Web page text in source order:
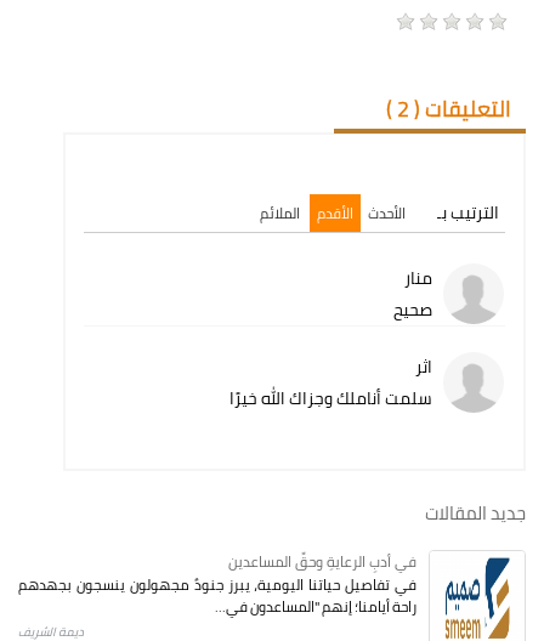
التعليقات (2
)
الترتيب بـ الأحدث الأقدم الملائم
منار
صحيح
اثر
سلمت أناملك وجزاك الله خيرًا
جديد المقالات
في أدبِ الرعايةِ وحقِّ المساعدين
في تفاصيل حياتنا اليومية، يبرز جنودٌ مجهولون ينسجون بجهدهم
راحة أيامنا؛ إنهم "المساعدون في...
ديمة الشريف